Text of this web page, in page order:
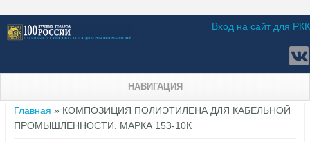
Вход на сайт для РКК
НАВИГАЦИЯ
Вы здесь
Главная » КОМПОЗИЦИЯ ПОЛИЭТИЛЕНА ДЛЯ КАБЕЛЬНОЙ
ПРОМЫШЛЕННОСТИ. МАРКА 153-10К